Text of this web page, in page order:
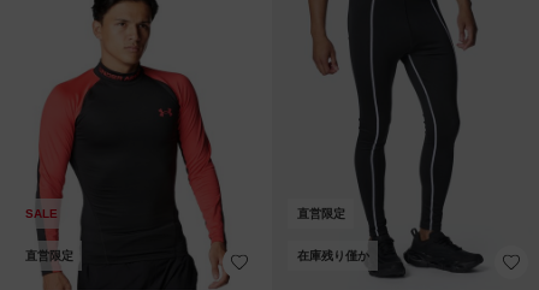
SALE
直営限定
直営限定
在庫残り僅か